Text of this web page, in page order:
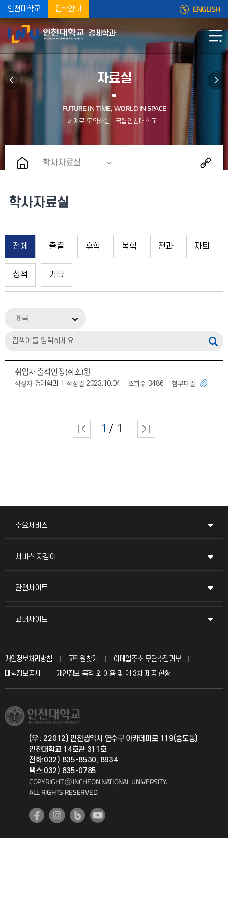
인천대학교 입학안내 ENGLISH
경제학과
자료실
학사자료실
학사자료실
전체 출결 휴학 복학 전과 자퇴
성적 기타
제목
취업자 출석인정(취소)원
작성자 경제학과 작성일 2023.10.04 조회수 3486 첨부파일
1 1
주요서비스
주요서비스
교무회의방송
입학안내
취업정보(학생)
서비스 지킴이
서비스 지킴이
묻고 답하기
칭찬마당
학생서비스 지킴이
관련사이트
관련사이트
국방헬프콜
총동문회
교내사이트
교내사이트
교수회
교육혁신본부
국제지원과
공자아카데미
기초교육원
개인정보처리방침 교직원찾기
이메일주소 무단수집거부
대학정보공시
개인정보 목적 외 이용 및 제 3차 제공 현황
(우 : 22012) 인천광역시 연수구 아카데미로 119(송도동)
인천대학교 14호관 311호
전화:032) 835-8530, 8934
팩스:032) 835-0785
COPYRIGHT ⓒ INCHEON NATIONAL UNIVERSITY.
ALL RIGHTS RESERVED.